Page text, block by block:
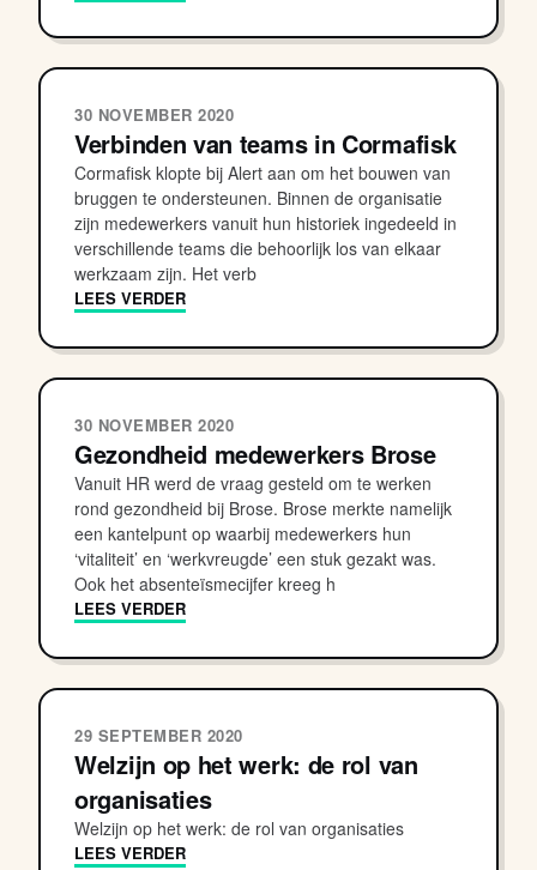
30 NOVEMBER 2020
Verbinden van teams in Cormafisk
Cormafisk klopte bij Alert aan om het bouwen van
bruggen te ondersteunen. Binnen de organisatie
zijn medewerkers vanuit hun historiek ingedeeld in
verschillende teams die behoorlijk los van elkaar
werkzaam zijn. Het verb
LEES VERDER
30 NOVEMBER 2020
Gezondheid medewerkers Brose
Vanuit HR werd de vraag gesteld om te werken
rond gezondheid bij Brose. Brose merkte namelijk
een kantelpunt op waarbij medewerkers hun
‘vitaliteit’ en ‘werkvreugde’ een stuk gezakt was.
Ook het absenteïsmecijfer kreeg h
LEES VERDER
29 SEPTEMBER 2020
Welzijn op het werk: de rol van
organisaties
Welzijn op het werk: de rol van organisaties
LEES VERDER